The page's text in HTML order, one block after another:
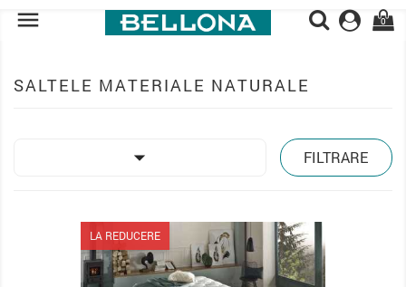
 0
SALTELE MATERIALE NATURALE
 FILTRARE
LA REDUCERE